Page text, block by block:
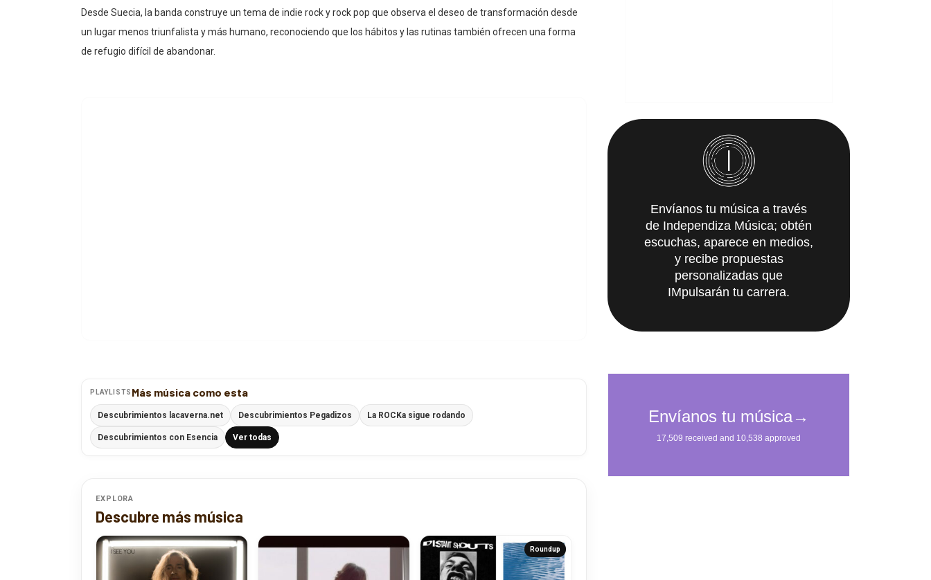
Desde Suecia, la banda construye un tema de indie rock y rock pop que observa el deseo de transformación desde
un lugar menos triunfalista y más humano, reconociendo que los hábitos y las rutinas también ofrecen una forma
de refugio difícil de abandonar.
PLAYLISTS Más música como esta
Descubrimientos lacaverna.net Descubrimientos Pegadizos La ROCKa sigue rodando
Descubrimientos con Esencia Ver todas
EXPLORA
Descubre más música
Roundup
Envíanos tu música a través
de Independiza Música; obtén
escuchas, aparece en medios,
y recibe propuestas
personalizadas que
IMpulsarán tu carrera.